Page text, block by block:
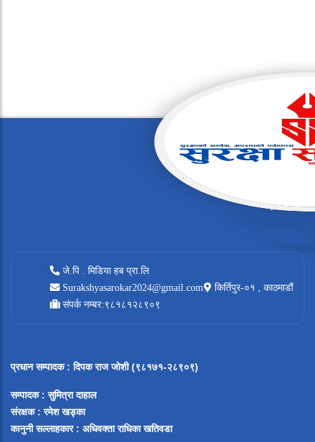
जे.पि . मिडिया हब प्रा.लि
Surakshyasarokar2024@gmail.com
किर्तिपुर-०१ , काठमाडौं
संपर्क नम्बर:९८१८१२८९०९
प्रधान सम्पादक: दिपक राज जोशी (९८१७१-२८९०९)
सम्पादक : सुमित्रा दाहाल
संरक्षक : रमेश खड्का
कानुनी सल्लाहकार : अधिवक्ता राधिका खतिवडा